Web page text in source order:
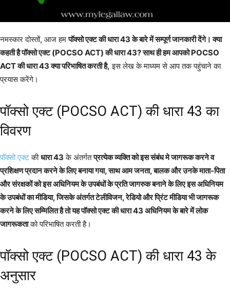
नमस्कार दोस्तों, आज हमपॉक्सो एक्ट की धारा 43 के बारे में सम्पूर्ण जानकारी देंगे। क्या
कहती है पॉक्सो एक्ट (POCSO ACT) की धारा 43? साथ ही हम आपको POCSO
ACT की धारा 43 क्या परिभाषित करती है, इस लेख के माध्यम से आप तक पहुंचाने का
प्रयास करेंगे।
पॉक्सो एक्ट (POCSO ACT) की धारा 43 का
विवरण
पॉक्सो एक्टकीधारा 43 के अंतर्गतप्रत्येक व्यक्ति को इस संबंध मे जागरूक करने व
प्रशिक्षण प्रदान करने के लिए बनाया गया, साथ आम जनता, बालक और उनके माता-पिता
और संरक्षकों को इस अधिनियम के उपबंधों के प्रति जागरुक बनाने के लिए इस अधिनियम
के उपबंधों का मीडिया, जिसके अंतर्गत टेलीविजन, रेडियो और प्रिंट मीडिया भी जागरूक
करने के लिए सम्मिलित है तो यह पॉक्सो एक्ट की धारा 43 अधिनियम के बारे में लोक
जागरूकताको परिभाषित करती है।
पॉक्सो एक्ट (POCSO ACT) की धारा 43 के
अनुसार